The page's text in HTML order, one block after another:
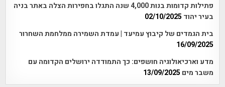
פתילות קדומות בנות 4,000 שנה התגלו בחפירות הצלה באתר בניה
בעיר יהוד 02/10/2025
בית הגמדים של קיבוץ עמיעד | עמדת השמירה ממלחמת השחרור
16/09/2025
מדע וארכיאולוגיה חושפים: כך התמודדה ירושלים הקדומה עם
משבר מים 13/09/2025